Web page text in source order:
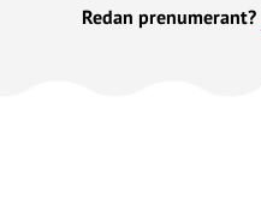
Redan prenumerant?